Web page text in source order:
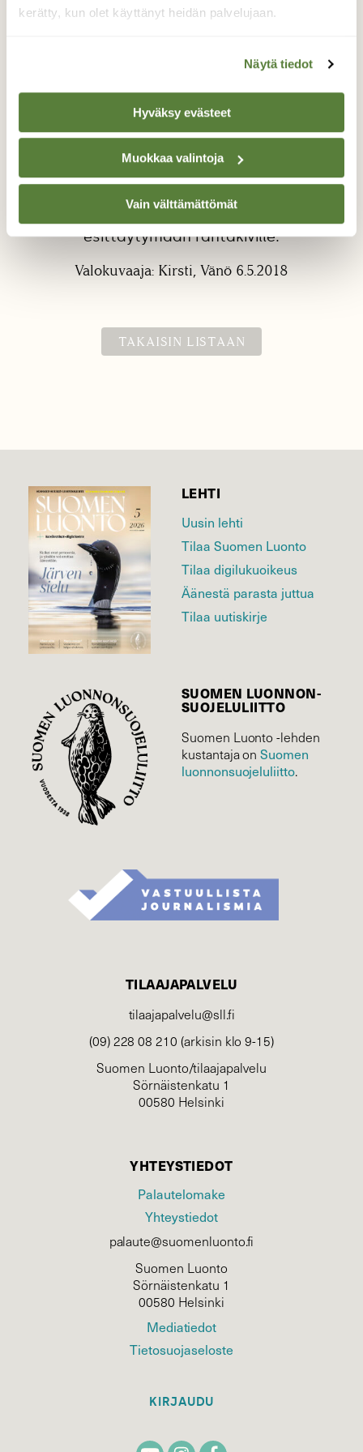
kerätty, kun olet käyttänyt heidän palvelujaan.
Näytä tiedot
Hyväksy evästeet
Muokkaa valintoja
Vain välttämättömät
Porkkananokka peilaa
Meriharakka on kuvattu mökin ikkunan
takaa. On kiva seurata lintujen
esittäytymään rantakiville.
Valokuvaaja: Kirsti, Vänö 6.5.2018
TAKAISIN LISTAAN
LEHTI
Uusin lehti
Tilaa Suomen Luonto
Tilaa digilukuoikeus
Äänestä parasta juttua
Tilaa uutiskirje
SUOMEN LUONNON­
SUOJELU­LIITTO
Suomen Luonto -lehden
kustantaja onSuomen
luonnonsuojelu­liitto.
TILAAJAPALVELU
tilaajapalvelu@sll.fi
(09) 228 08 210 (arkisin klo 9-15)
Suomen Luonto/tilaajapalvelu
Sörnäistenkatu 1
00580 Helsinki
YHTEYSTIEDOT
Palautelomake
Yhteystiedot
palaute@suomenluonto.fi
Suomen Luonto
Sörnäistenkatu 1
00580 Helsinki
Mediatiedot
Tietosuojaseloste
KIRJAUDU